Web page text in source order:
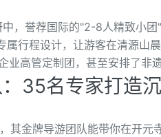
，誉荐国际的"2-8人精致小
行程设计，让游客在清源山
业高管定制团，甚至安排了非
35名专家打造
其金牌导游团队能带你在开元